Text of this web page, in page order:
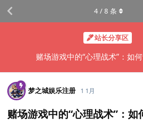
站长分享区
赌场游戏中的“心理战术”：如
4 / 8 条
梦之城娱乐注册 1 1月
赌场游戏中的“心理战术”：